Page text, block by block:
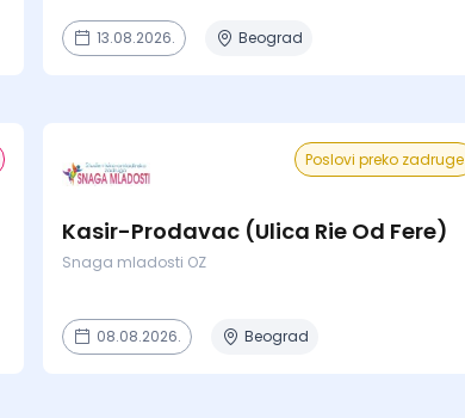
13.08.2026. Beograd
Poslovi preko zadruge
Kasir-Prodavac (Ulica Rie Od Fere)
Snaga mladosti OZ
08.08.2026. Beograd